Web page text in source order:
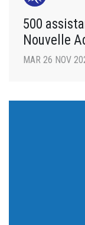
500
Nouvelle
MAR 26 NOV